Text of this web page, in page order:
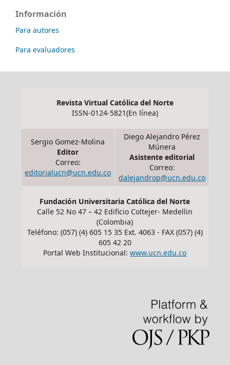
Información
Para autores
Para evaluadores
Revista Virtual Católica del Norte
ISSN-0124-5821(En línea)
Sergio Gomez-Molina
Editor
Correo:
editorialucn@ucn.edu.co
Diego Alejandro Pérez
Múnera
Asistente editorial
Correo:
dalejandrop@ucn.edu.co
Fundación Universitaria Católica del Norte
Calle 52 No 47 – 42 Edificio Coltejer- Medellin
(Colombia)
Teléfono: (057) (4) 605 15 35 Ext. 4063 - FAX (057) (4)
605 42 20
Portal Web Institucional:www.ucn.edu.co